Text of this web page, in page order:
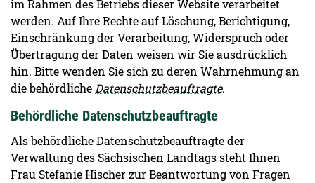
im Rahmen des Betriebs dieser Website verarbeitet
werden. Auf Ihre Rechte auf Löschung, Berichtigung,
Einschränkung der Verarbeitung, Widerspruch oder
Übertragung der Daten weisen wir Sie ausdrücklich
hin. Bitte wenden Sie sich zu deren Wahrnehmung an
die behördliche Datenschutzbeauftragte.
Behördliche Datenschutzbeauftragte
Als behördliche Datenschutzbeauftragte der
Verwaltung des Sächsischen Landtags steht Ihnen
Frau Stefanie Hischer zur Beantwortung von Fragen